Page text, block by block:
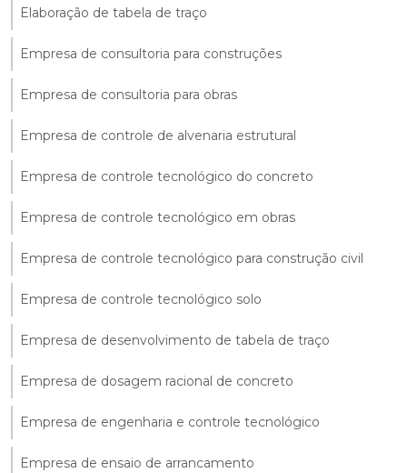
Elaboração de tabela de traço
Empresa de consultoria para construções
Empresa de consultoria para obras
Empresa de controle de alvenaria estrutural
Empresa de controle tecnológico do concreto
Empresa de controle tecnológico em obras
Empresa de controle tecnológico para construção civil
Empresa de controle tecnológico solo
Empresa de desenvolvimento de tabela de traço
Empresa de dosagem racional de concreto
Empresa de engenharia e controle tecnológico
Empresa de ensaio de arrancamento